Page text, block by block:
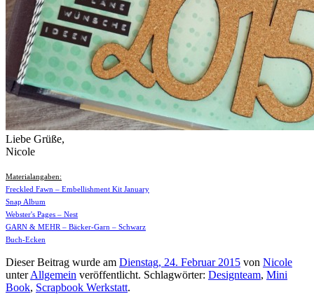
Liebe Grüße,
Nicole
Materialangaben:
Freckled Fawn – Embellishment Kit January
Snap Album
Webster's Pages – Nest
GARN & MEHR – Bäcker-Garn – Schwarz
Buch-Ecken
Dieser Beitrag wurde am Dienstag, 24. Februar 2015 von Nicole
unterAllgemein veröffentlicht. Schlagwörter: Designteam, Mini
Book, Scrapbook Werkstatt.